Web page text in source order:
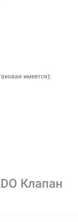
имеется);
Клапан